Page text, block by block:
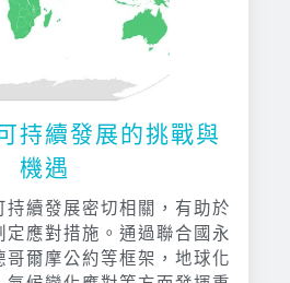
持續發展的挑戰與
機遇
持續發展密切相關，有助於
定應對措施。通過聯合國永
哥爾摩公約等框架，地球化